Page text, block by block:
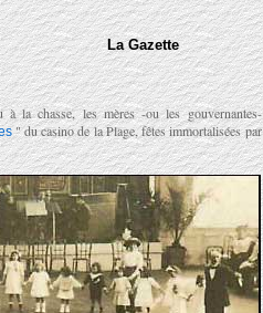
La Gazette
à la chasse, les mères -ou les gouvernantes-
" du casino de la Plage, fêtes immortalisées par